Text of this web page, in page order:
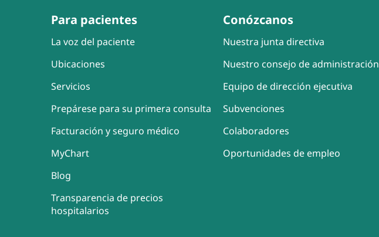
Para pacientes
La voz del paciente
Ubicaciones
Servicios
Prepárese para su primera consulta
Facturación y seguro médico
MyChart
Blog
Transparencia de precios
hospitalarios
Conózcanos
Nuestra junta directiva
Nuestro consejo de administración
Equipo de dirección ejecutiva
Subvenciones
Colaboradores
Oportunidades de empleo